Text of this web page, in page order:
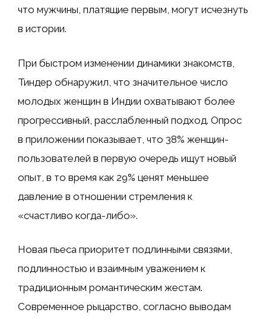
что мужчины, платящие первым, могут исчезнуть
в истории.
При быстром изменении динамики знакомств,
Тиндер обнаружил, что значительное число
молодых женщин в Индии охватывают более
прогрессивный, расслабленный подход. Опрос
в приложении показывает, что 38% женщин-
пользователей в первую очередь ищут новый
опыт, в то время как 29% ценят меньшее
давление в отношении стремления к
«счастливо когда-либо».
Новая пьеса приоритет подлинными связями,
подлинностью и взаимным уважением к
традиционным романтическим жестам.
Современное рыцарство, согласно выводам